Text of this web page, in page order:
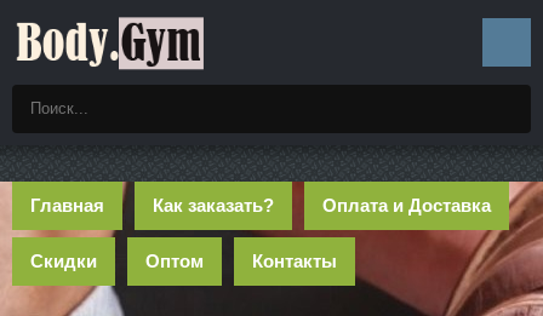
Главная Как заказать? Оплата и Доставка
Скидки Оптом Контакты